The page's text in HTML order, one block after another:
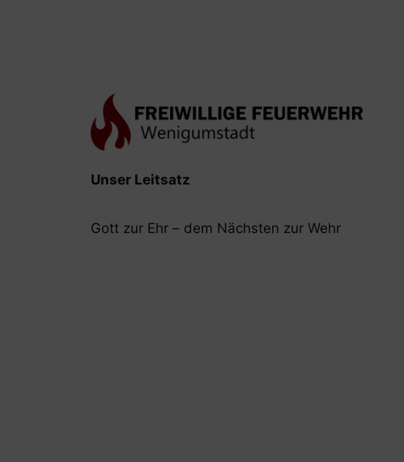
Unser Leitsatz
Gott zur Ehr – dem Nächsten zur Wehr